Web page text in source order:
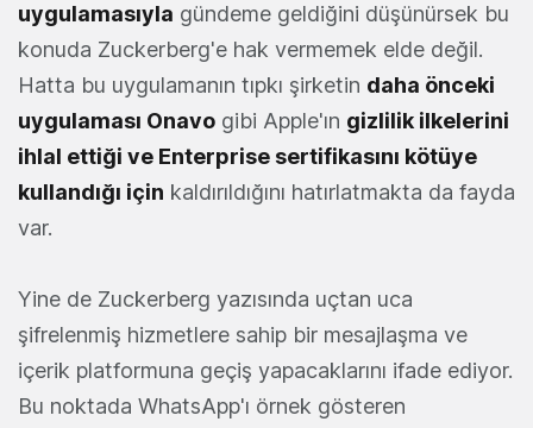
uygulamasıyla gündeme geldiğini düşünürsek bu
konuda Zuckerberg'e hak vermemek elde değil.
Hatta bu uygulamanın tıpkı şirketin daha önceki
uygulaması Onavo gibi Apple'ın gizlilik ilkelerini
ihlal ettiği ve Enterprise sertifikasını kötüye
kullandığı için kaldırıldığını hatırlatmakta da fayda
var.
Yine de Zuckerberg yazısında uçtan uca
şifrelenmiş hizmetlere sahip bir mesajlaşma ve
içerik platformuna geçiş yapacaklarını ifade ediyor.
Bu noktada WhatsApp'ı örnek gösteren